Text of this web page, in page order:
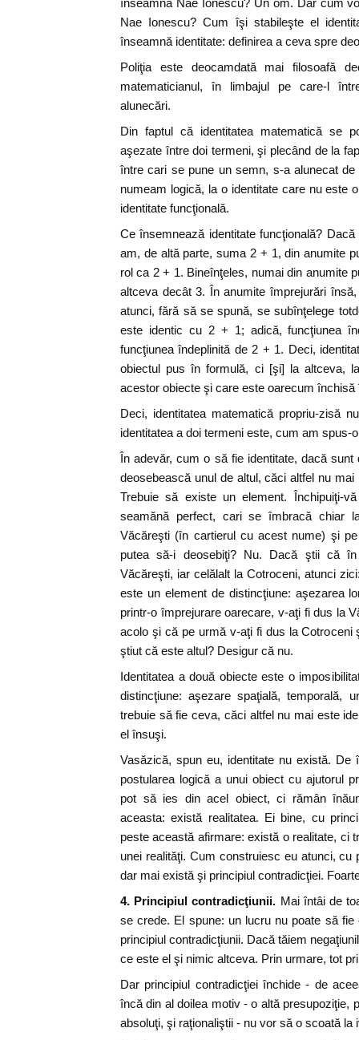
înseamnă Nae Ionescu? Un om. Dar cum
Nae Ionescu? Cum îşi stabileşte el
înseamnă identitate: definirea a ceva spre
Poliţia este deocamdată mai filosoafă
matematicianul, în limbajul pe care-l
alunecări.
Din faptul că identitatea matematică se
aşezate între doi termeni, şi plecând de la
între cari se pune un semn, s-a alunecat
numeam logică, la o identitate care nu este
identitate funcţională.
Ce însemnează identitate funcţională?
am, de altă parte, suma 2 + 1, din anumite
rol ca 2 + 1. Bineînţeles, numai din anumite
altceva decât 3. În anumite împrejurări
atunci, fără să se spună, se subînţelege
este identic cu 2 + 1; adică, funcţiunea
funcţiunea îndeplinită de 2 + 1. Deci,
obiectul pus în formulă, ci [şi] la altceva,
acestor obiecte şi care este oarecum
Deci, identitatea matematică propriu-zisă
identitatea a doi termeni este, cum am spus-
În adevăr, cum o să fie identitate, dacă
deosebească unul de altul, căci altfel nu
Trebuie să existe un element. Închipuiţi-
seamănă perfect, cari se îmbracă chiar
Văcăreşti (în cartierul cu acest nume) şi
putea să-i deosebiţi? Nu. Dacă ştii că
Văcăreşti, iar celălalt la Cotroceni, atunci
este un element de distincţiune: aşezarea
printr-o împrejurare oarecare, v-aţi fi dus la
acolo şi că pe urmă v-aţi fi dus la
ştiut că este altul? Desigur că nu.
Identitatea a două obiecte este o
distincţiune: aşezare spaţială, temporală,
trebuie să fie ceva, căci altfel nu mai este
el însuşi.
Vasăzică, spun eu, identitate nu există. De
postularea logică a unui obiect cu ajutorul
pot să ies din acel obiect, ci rămân
aceasta: există realitatea. Ei bine, cu
peste această afirmare: există o realitate, ci
unei realităţi. Cum construiesc eu atunci, cu
dar mai există şi principiul contradicţiei.
4. Principiul contradicţiunii. Mai întâi de
se crede. El spune: un lucru nu poate să
principiul contradicţiunii. Dacă tăiem
ce este el şi nimic altceva. Prin urmare, tot
Dar principiul contradicţiei închide - de
încă din al doilea motiv - o altă presupoziţie,
absoluţi, şi raţionaliştii - nu vor să o scoată la